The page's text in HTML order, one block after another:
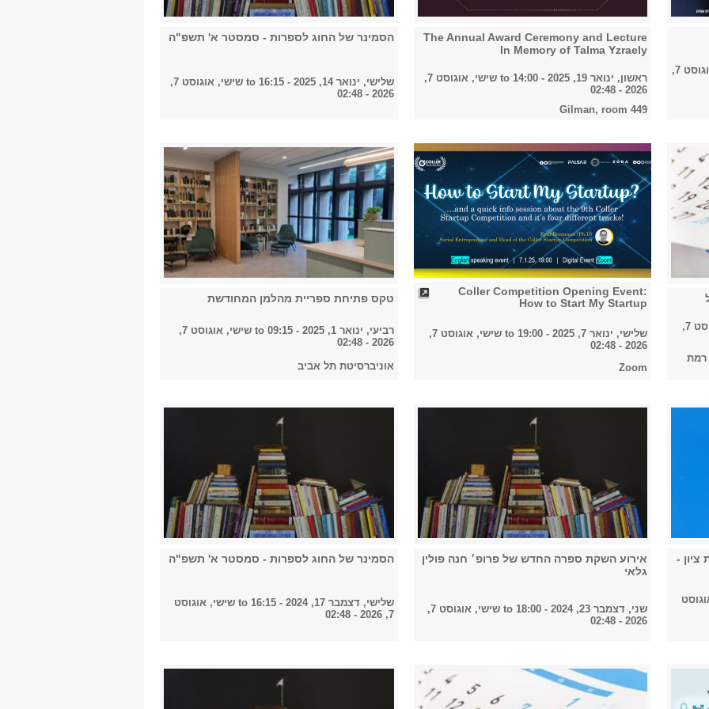
שישי, אוגוסט 7,
The Annual Award Ceremony and Lecture
In Memory of Talma Yzraely
ראשון, ינואר 19, 2025 - 14:00 to
שישי, אוגוסט 7,
2026 - 02:48
Gilman, room 449
הסמינר של החוג לספרות - סמסטר א' תשפ"ה
שלישי, ינואר 14, 2025 - 16:15 to
שישי, אוגוסט 7,
2026 - 02:48
שישי, אוגוסט 7,
רמת
Coller Competition Opening Event:
How to Start My Startup
שלישי, ינואר 7, 2025 - 19:00 to
שישי, אוגוסט 7,
2026 - 02:48
Zoom
טקס פתיחת ספריית מהלמן המחודשת
רביעי, ינואר 1, 2025 - 09:15 to
שישי, אוגוסט 7,
2026 - 02:48
אוניברסיטת תל אביב
-
אירוע השקת ספרה החדש של פרופ׳ חנה פולין
גלאי
שני, דצמבר 23, 2024 - 18:00 to
שישי, אוגוסט 7,
2026 - 02:48
הסמינר של החוג לספרות - סמסטר א' תשפ"ה
שלישי, דצמבר 17, 2024 - 16:15 to
שישי, אוגוסט
7, 2026 - 02:48